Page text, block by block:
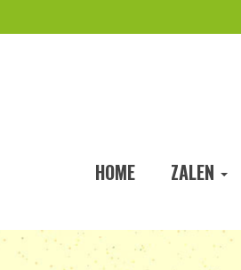
HOME ZALEN